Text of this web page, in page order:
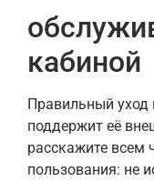
кабиной
Правильный уход
поддержит её
расскажите всем
пользования: не